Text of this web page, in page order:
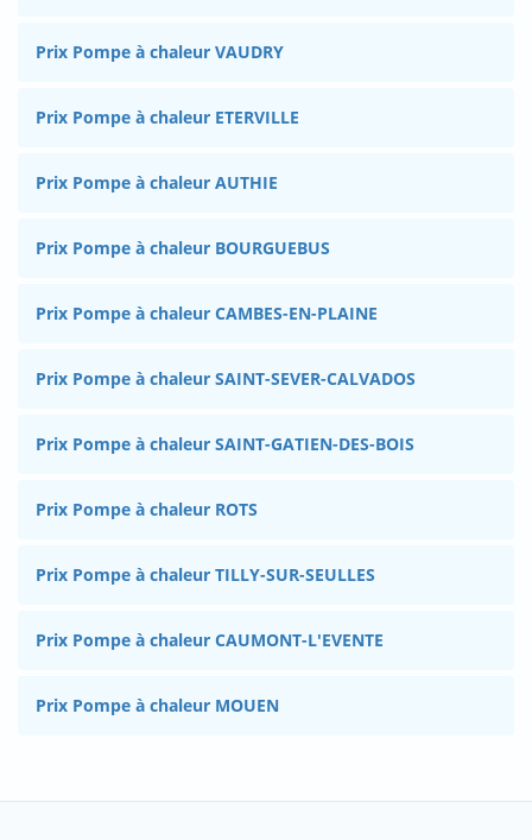
Prix Pompe à chaleur VAUDRY
Prix Pompe à chaleur ETERVILLE
Prix Pompe à chaleur AUTHIE
Prix Pompe à chaleur BOURGUEBUS
Prix Pompe à chaleur CAMBES-EN-PLAINE
Prix Pompe à chaleur SAINT-SEVER-CALVADOS
Prix Pompe à chaleur SAINT-GATIEN-DES-BOIS
Prix Pompe à chaleur ROTS
Prix Pompe à chaleur TILLY-SUR-SEULLES
Prix Pompe à chaleur CAUMONT-L'EVENTE
Prix Pompe à chaleur MOUEN